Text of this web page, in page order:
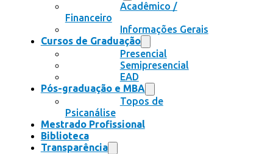
Acadêmico /
Financeiro
Informações Gerais
Cursos de Graduação
Presencial
Semipresencial
EAD
Pós-graduação e MBA
Topos de
Psicanálise
Mestrado Profissional
Biblioteca
Transparência